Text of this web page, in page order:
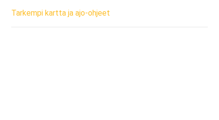
Tarkempi kartta ja ajo-ohjeet